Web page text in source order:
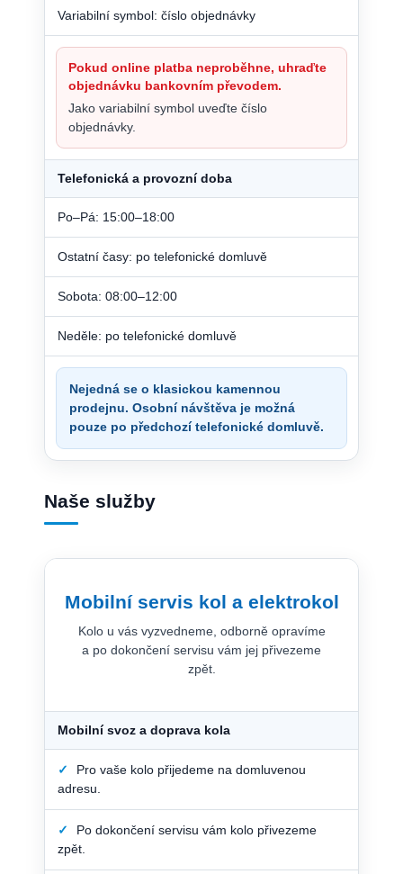
Variabilní symbol: číslo objednávky
Pokud online platba neproběhne, uhraďte
objednávku bankovním převodem.
Jako variabilní symbol uveďte číslo
objednávky.
Telefonická a provozní doba
Po–Pá: 15:00–18:00
Ostatní časy: po telefonické domluvě
Sobota: 08:00–12:00
Neděle: po telefonické domluvě
Nejedná se o klasickou kamennou
prodejnu. Osobní návštěva je možná
pouze po předchozí telefonické domluvě.
Naše služby
Mobilní servis kol a elektrokol
Kolo u vás vyzvedneme, odborně opravíme
a po dokončení servisu vám jej přivezeme
zpět.
Mobilní svoz a doprava kola
✓
Pro vaše kolo přijedeme na domluvenou
adresu.
✓
Po dokončení servisu vám kolo přivezeme
zpět.